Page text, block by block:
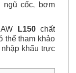
ngũ cốc, bơm
L150chất
thể tham khảo
khẩu trực